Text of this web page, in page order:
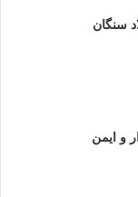
سنگان
و ایمن